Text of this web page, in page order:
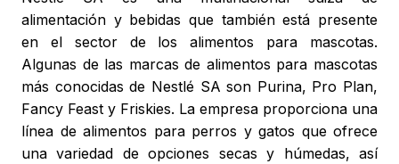
alimentación y bebidas que también está presente
en el sector de los alimentos para mascotas.
Algunas de las marcas de alimentos para mascotas
más conocidas de Nestlé SA son Purina, Pro Plan,
Fancy Feast y Friskies. La empresa proporciona una
línea de alimentos para perros y gatos que ofrece
una variedad de opciones secas y húmedas, así